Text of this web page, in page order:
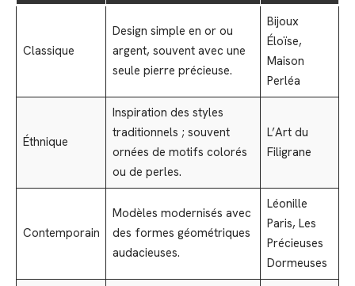
Classique
Design simple en or ou
argent, souvent avec une
seule pierre précieuse.
Bijoux
Éloïse,
Maison
Perléa
Éthnique
Inspiration des styles
traditionnels ; souvent
ornées de motifs colorés
ou de perles.
L’Art du
Filigrane
Contemporain
Modèles modernisés avec
des formes géométriques
audacieuses.
Léonille
Paris, Les
Précieuses
Dormeuses